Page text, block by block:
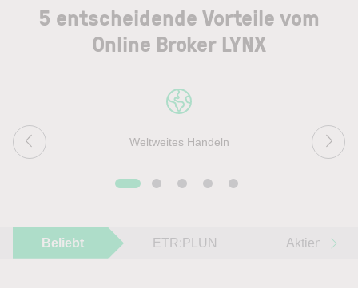
5 entscheidende Vorteile vom
Online Broker LYNX
Weltweites Handeln
Beliebt ETR:PLUN Aktien im